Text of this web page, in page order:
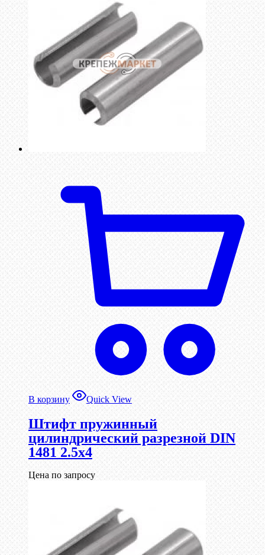
В корзину Quick View
Штифт пружинный
цилиндрический разрезной DIN
1481 2.5х4
Цена по запросу